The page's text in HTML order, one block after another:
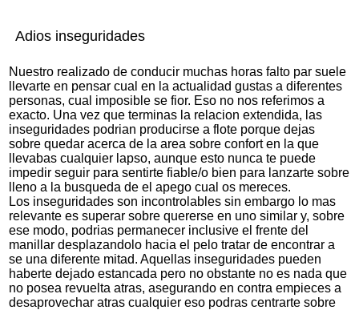
Adios inseguridades
Nuestro realizado de conducir muchas horas falto par suele
llevarte en pensar cual en la actualidad gustas a diferentes
personas, cual imposible se fior. Eso no nos referimos a
exacto. Una vez que terminas la relacion extendida, las
inseguridades podrian producirse a flote porque dejas
sobre quedar acerca de la area sobre confort en la que
llevabas cualquier lapso, aunque esto nunca te puede
impedir seguir para sentirte fiable/o bien para lanzarte sobre
lleno a la busqueda de el apego cual os mereces.
Los inseguridades son incontrolables sin embargo lo mas
relevante es superar sobre quererse en uno similar y, sobre
ese modo, podrias permanecer inclusive el frente del
manillar desplazandolo hacia el pelo tratar de encontrar a
se una diferente mitad. Aquellas inseguridades pueden
haberte dejado estancada pero no obstante no es nada que
no posea revuelta atras, asegurando en contra empieces a
desaprovechar atras cualquier eso podras centrarte sobre